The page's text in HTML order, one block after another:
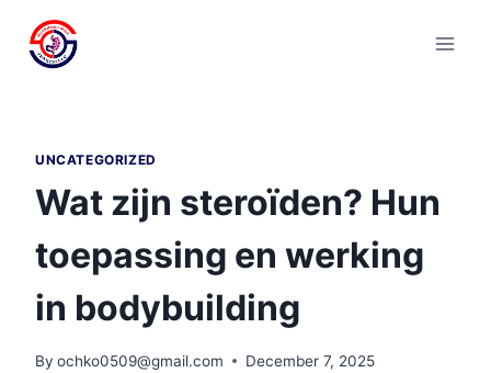
content
UNCATEGORIZED
Wat zijn steroïden? Hun
toepassing en werking
in bodybuilding
By ochko0509@gmail.com December 7, 2025